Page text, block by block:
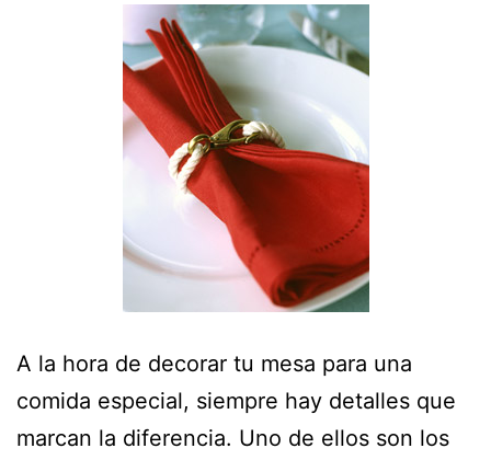
A la hora de decorar tu mesa para una
comida especial, siempre hay detalles que
marcan la diferencia. Uno de ellos son los